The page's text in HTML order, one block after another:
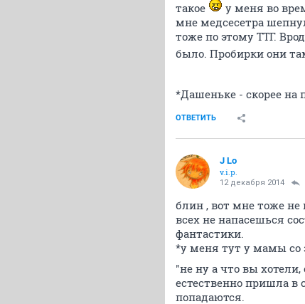
такое
у меня во
мне медсесетра
тоже по этому ТТГ.
было. Пробирки они
*Дашеньке - скорее на
ОТВЕТИТЬ
J Lo
v.i.p.
12 декабря 2014
блин , вот мне тоже
всех не напасешься
фантастики.
*у меня тут у мамы со
"не ну а что вы
естественно пришла в
попадаются.